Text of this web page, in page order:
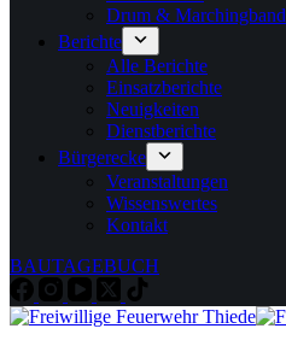
Drum & Marchingband
Berichte
Alle Berichte
Einsatzberichte
Neuigkeiten
Dienstberichte
Bürgerecke
Veranstaltungen
Wissenswertes
Kontakt
BAUTAGEBUCH